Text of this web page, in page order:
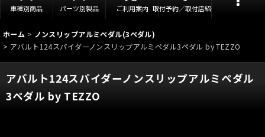
車種別商品 パーツ別製品 ご利用案内 取付予約／取付店紹介
ホーム > ノンスリップアルミペダル(3ペダル)
> アバルト124スパイダーノンスリップアルミペダル3ペダル by TEZZO
アバルト124スパイダーノンスリップアルミペダル
3ペダル by TEZZO